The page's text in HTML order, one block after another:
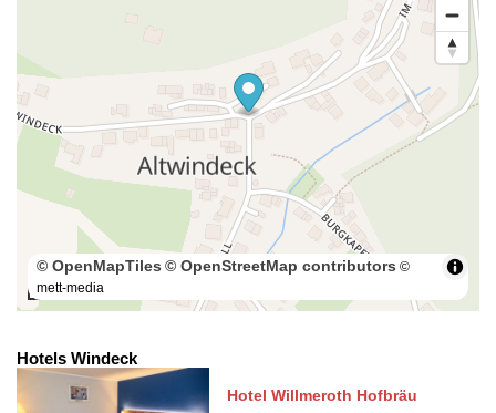
100 m
© OpenMapTiles © OpenStreetMap contributors ©
mett-media
Hotels Windeck
Hotel Willmeroth Hofbräu